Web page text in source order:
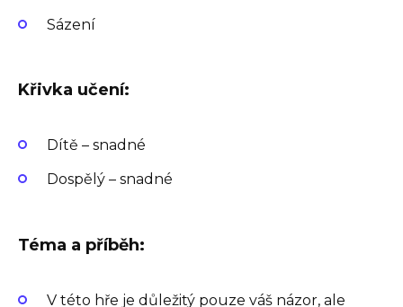
Sázení
Křivka učení:
Dítě – snadné
Dospělý – snadné
Téma a příběh:
V této hře je důležitý pouze váš názor, ale